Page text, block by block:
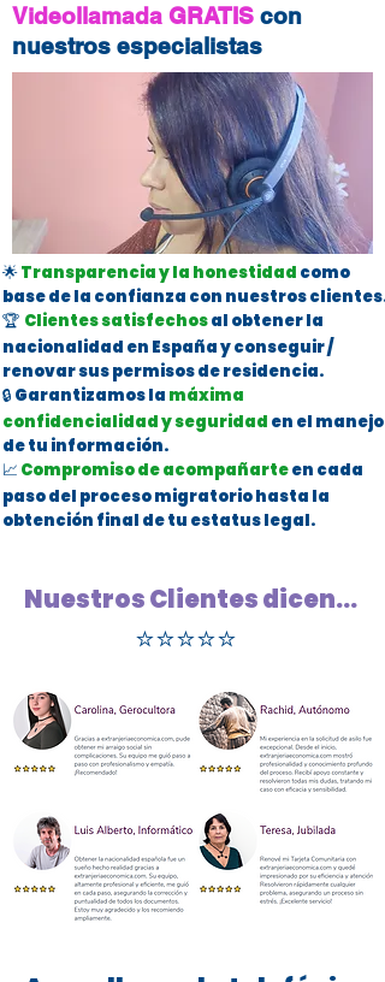
Videollamada GRATIS con
nuestros especialistas
🌟Transparencia y la honestidad como
base de la confianza con nuestros clientes.
🏆 Clientes satisfechosal obtener la
nacionalidad en España y conseguir /
renovar sus permisos de residencia.
🔒 Garantizamos la máxima
confidencialidad y seguridad en el manejo
de tu información.
📈 Compromiso de acompañarteen cada
paso del proceso migratorio hasta la
obtención final de tu estatus legal.
Nuestros Clientes dicen...
⭐⭐⭐⭐⭐